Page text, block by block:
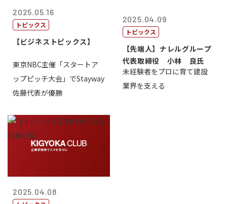
2025.05.16
トピックス
【ビジネストピックス】
東京NBC主催「スタートア
ップピッチ大会」でStayway
佐藤代表が優勝
2025.04.09
トピックス
【先端人】ナレルグループ
代表取締役 小林 良氏
未経験者をプロに育て建設
業界を支える
2025.04.08